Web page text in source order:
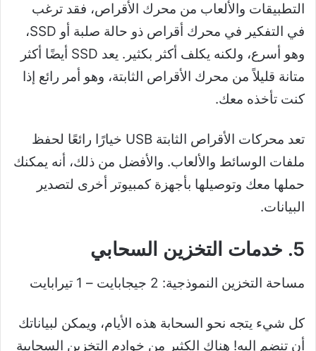
التطبيقات والألعاب من محرك الأقراص، فقد ترغب
في التفكير في محرك أقراص ذو حالة صلبة أو SSD،
وهو أسرع، ولكنه يكلف أكثر بكثير. يعد SSD أيضًا أكثر
متانة قليلاً من محرك الأقراص الثابتة، وهو أمر رائع إذا
كنت تأخذه معك.
تعد محركات الأقراص الثابتة USB خيارًا رائعًا لحفظ
ملفات الوسائط والألعاب. والأفضل من ذلك، أنه يمكنك
حملها معك وتوصيلها بأجهزة كمبيوتر أخرى لتصدير
البيانات.
5. خدمات التخزين السحابي
مساحة التخزين النموذجية: 2 جيجابايت – 1 تيرابايت
كل شيء يتجه نحو السحابة هذه الأيام، ويمكن لبياناتك
أن تنضم إليه! هناك الكثير من خوادم التخزين السحابية